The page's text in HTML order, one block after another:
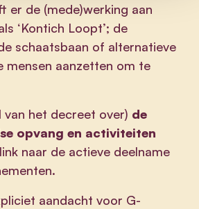
er de (mede)werking aan
‘Kontich Loopt’; de
schaatsbaan of alternatieve
mensen aanzetten om te
het decreet over) de
opvang en activiteiten
naar de actieve deelname
aandacht voor G-